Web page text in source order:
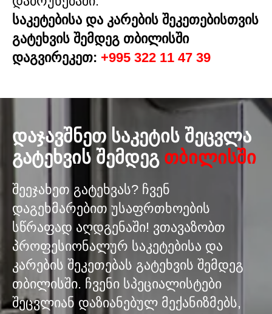
საკეტებისა და კარების შეკეთებისთვის
გატეხვის შემდეგ თბილისში
დაგვირეკეთ: +995 322 11 47 39
ᲓᲐᲯᲐᲕᲨᲜᲔᲗ ᲡᲐᲙᲔᲢᲘᲡ ᲨᲔᲪᲕᲚᲐ
ᲒᲐᲢᲔᲮᲕᲘᲡ ᲨᲔᲛᲓᲔᲒ ᲗᲑᲘᲚᲘᲡᲨᲘ
შეეჯახეთ გატეხვას? ჩვენ
დაგეხმარებით უსაფრთხოების
სწრაფად აღდგენაში! ვთავაზობთ
პროფესიონალურ საკეტებისა და
კარების შეკეთებას გატეხვის შემდეგ
თბილისში. ჩვენი სპეციალისტები
შეცვლიან დაზიანებულ მექანიზმებს,